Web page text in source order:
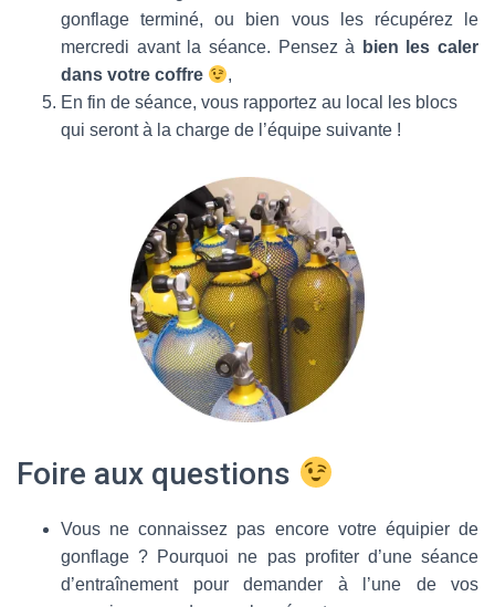
gonflage terminé, ou bien vous les récupérez le
mercredi avant la séance. Pensez à
bien les caler
dans votre coffre
,
En fin de séance, vous rapportez au local les blocs
qui seront à la charge de l’équipe suivante !
Foire aux questions
Vous ne connaissez pas encore votre équipier de
gonflage ? Pourquoi ne pas profiter d’une séance
d’entraînement pour demander à l’une de vos